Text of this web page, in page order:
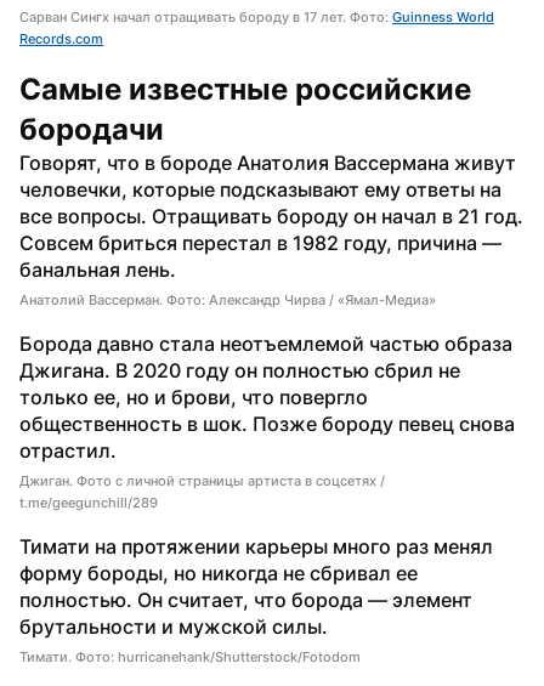
Сарван Сингх начал отращивать бороду в 17 лет. Фото: Guinness World
Records.com
Самые известные российские
бородачи
Говорят, что в бороде Анатолия Вассермана живут
человечки, которые подсказывают ему ответы на
все вопросы. Отращивать бороду он начал в 21 год.
Совсем бриться перестал в 1982 году, причина —
банальная лень.
Анатолий Вассерман. Фото: Александр Чирва / «Ямал-Медиа»
Борода давно стала неотъемлемой частью образа
Джигана. В 2020 году он полностью сбрил не
только ее, но и брови, что повергло
общественность в шок. Позже бороду певец снова
отрастил.
Джиган. Фото с личной страницы артиста в соцсетях /
t.me/geegunchill/289
Тимати на протяжении карьеры много раз менял
форму бороды, но никогда не сбривал ее
полностью. Он считает, что борода — элемент
брутальности и мужской силы.
Тимати. Фото: hurricanehank/Shutterstock/Fotodom